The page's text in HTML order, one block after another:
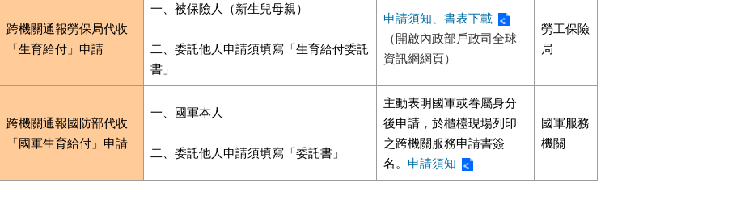
跨機關通報勞保局代收
「生育給付」申請
一、被保險人（新生兒母親）
二、委託他人申請須填寫「生育給付委託
書」
申請須知、書表下載
（開啟內政部戶政司全球
資訊網網頁）
勞工保險
局
跨機關通報國防部代收
「國軍生育給付」申請
一、國軍本人
二、委託他人申請須填寫「委託書」
主動表明國軍或眷屬身分
後申請，於櫃檯現場列印
之跨機關服務申請書簽
名。 申請須知
國軍服務
機關